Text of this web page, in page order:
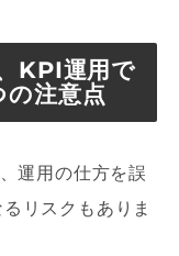
KPI運用で
の注意点
運用の仕方を誤
リスクもありま